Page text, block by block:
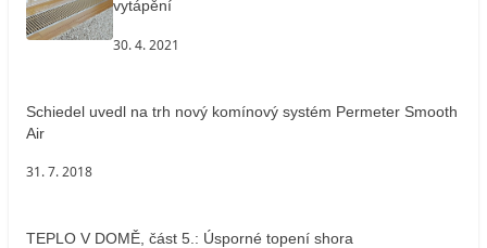
vytápění
30. 4. 2021
Schiedel uvedl na trh nový komínový systém Permeter Smooth
Air
31. 7. 2018
TEPLO V DOMĚ, část 5.: Úsporné topení shora